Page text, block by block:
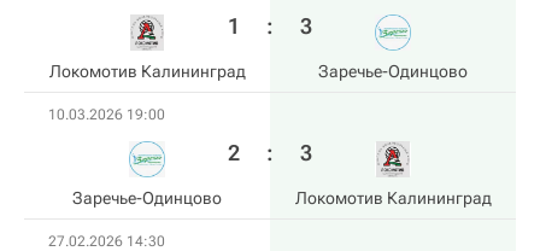
Локомотив Калининград
1 : 3
Заречье-Одинцово
10.03.2026 19:00
Заречье-Одинцово
2 : 3
Локомотив Калининград
27.02.2026 14:30